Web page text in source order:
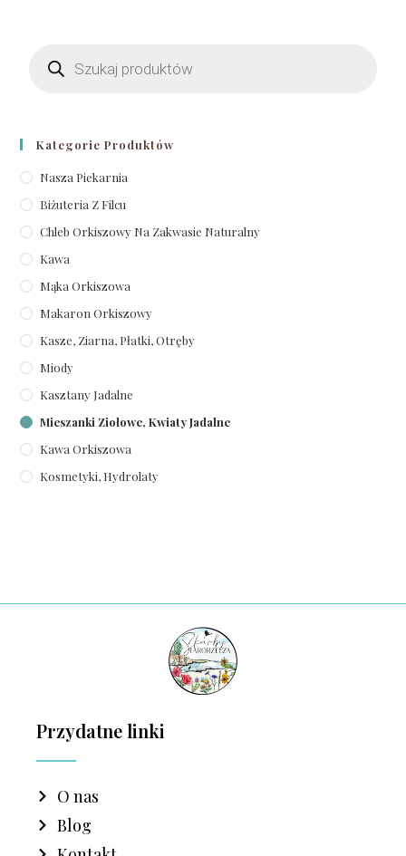
Kategorie Produktów
Nasza Piekarnia
Biżuteria Z Filcu
Chleb Orkiszowy Na Zakwasie Naturalny
Kawa
Mąka Orkiszowa
Makaron Orkiszowy
Kasze, Ziarna, Płatki, Otręby
Miody
Kasztany Jadalne
Mieszanki Ziołowe, Kwiaty Jadalne
Kawa Orkiszowa
Kosmetyki, Hydrolaty
Przydatne linki
O nas
Blog